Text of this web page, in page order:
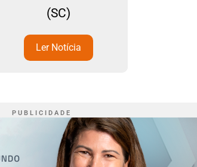
(SC)
Ler Notícia
P U B L I C I D A D E